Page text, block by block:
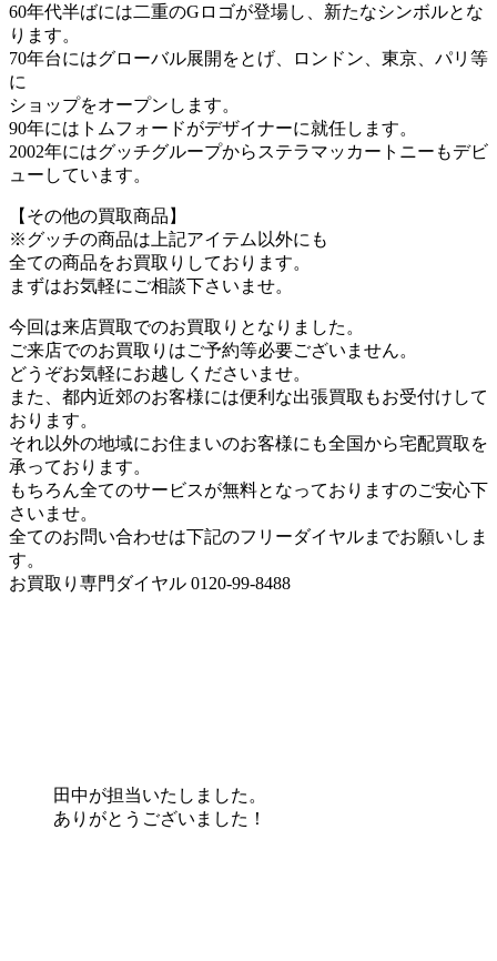
60年代半ばには二重のGロゴが登場し、新たなシンボルとな
ります。
70年台にはグローバル展開をとげ、ロンドン、東京、パリ等
に
ショップをオープンします。
90年にはトムフォードがデザイナーに就任します。
2002年にはグッチグループからステラマッカートニーもデビ
ューしています。
【その他の買取商品】
※グッチの商品は上記アイテム以外にも
全ての商品をお買取りしております。
まずはお気軽にご相談下さいませ。
今回は来店買取でのお買取りとなりました。
ご来店でのお買取りはご予約等必要ございません。
どうぞお気軽にお越しくださいませ。
また、都内近郊のお客様には便利な出張買取もお受付けして
おります。
それ以外の地域にお住まいのお客様にも全国から宅配買取を
承っております。
もちろん全てのサービスが無料となっておりますのご安心下
さいませ。
全てのお問い合わせは下記のフリーダイヤルまでお願いしま
す。
お買取り専門ダイヤル 0120-99-8488
田中が担当いたしました。
ありがとうございました！